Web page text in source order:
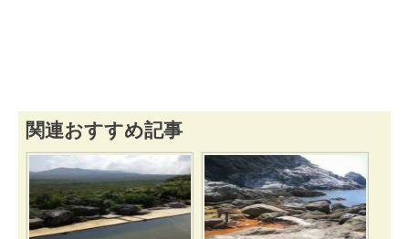
関連おすすめ記事